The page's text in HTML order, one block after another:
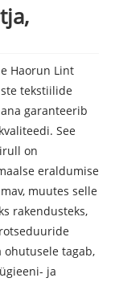
Haorun Lint
tekstiilide
garanteerib
See
on
eraldumise
muutes selle
rakendusteks,
tagab,
ja